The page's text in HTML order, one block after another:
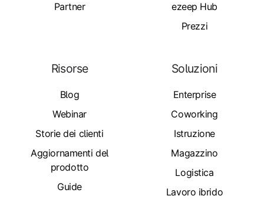
Partner
ezeep Hub
Prezzi
Risorse
Blog
Webinar
Storie dei clienti
Aggiornamenti del
prodotto
Guide
Soluzioni
Enterprise
Coworking
Istruzione
Magazzino
Logistica
Lavoro ibrido